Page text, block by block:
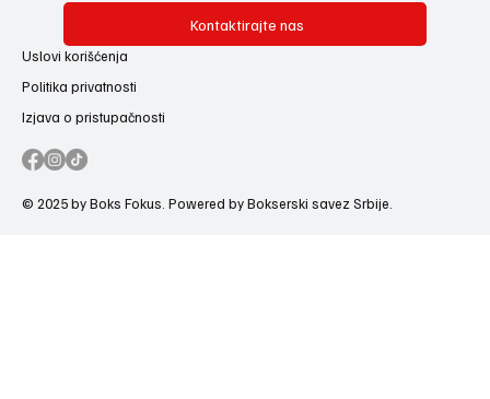
Kontaktirajte nas
Uslovi korišćenja
Politika privatnosti
Izjava o pristupačnosti
© 2025 by Boks Fokus. Powered by Bokserski savez Srbije.